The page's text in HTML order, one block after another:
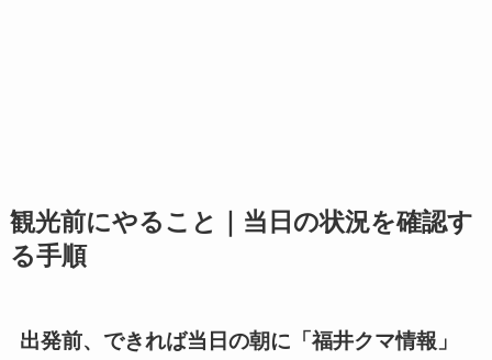
観光前にやること｜当日の状況を確認す
る手順
出発前、できれば当日の朝に「福井クマ情報」